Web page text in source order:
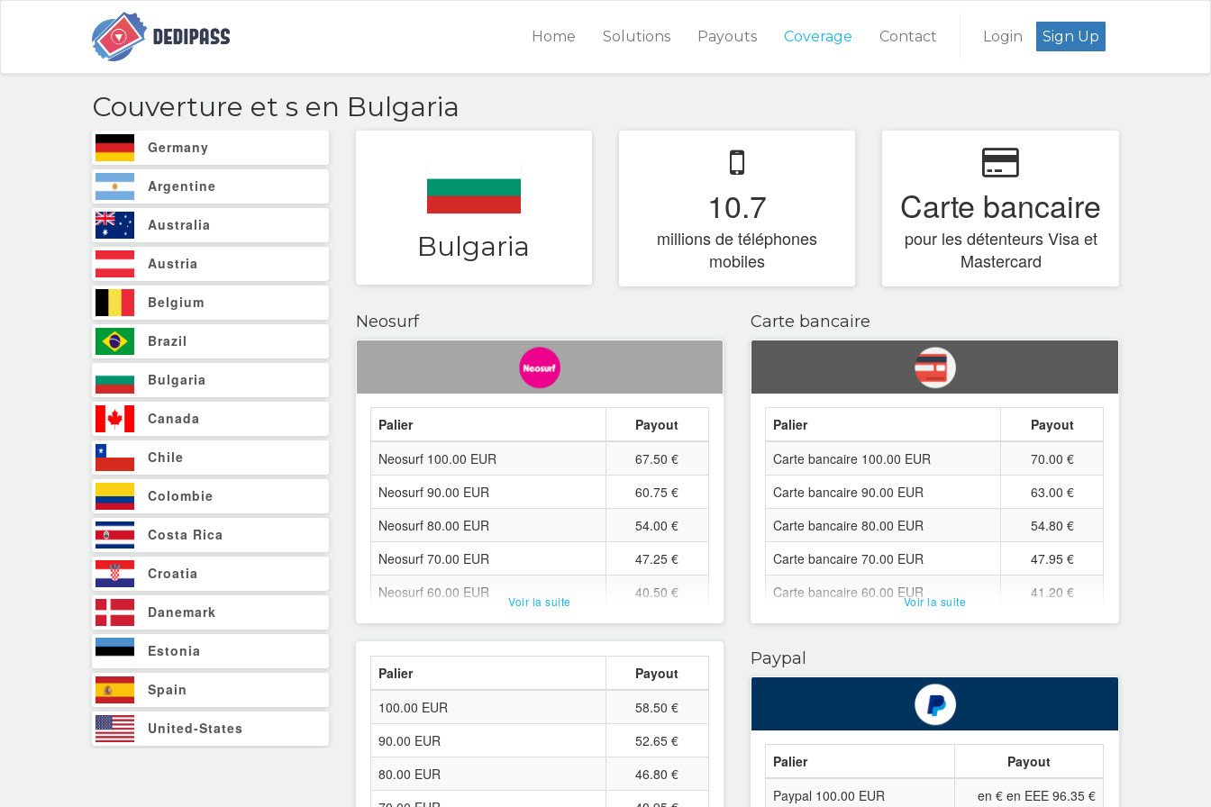
Login Sign Up
Home Solutions Payouts Coverage Contact
Couverture et s en Bulgaria
Germany
Argentine
Australia
Austria
Belgium
Brazil
Bulgaria
Canada
Chile
Colombie
Costa Rica
Croatia
Danemark
Estonia
Spain
United-States
Bulgaria
10.7
millions de téléphones
mobiles
Carte bancaire
pour les détenteurs Visa et
Mastercard
Neosurf
Voir la suite
Palier
Payout
Neosurf 100.00 EUR
67.50 €
Neosurf 90.00 EUR
60.75 €
Neosurf 80.00 EUR
54.00 €
Neosurf 70.00 EUR
47.25 €
Neosurf 60.00 EUR
40.50 €
Neosurf 50.00 EUR
33.75 €
Neosurf 45.00 EUR
30.38 €
Neosurf 40.00 EUR
27.00 €
Neosurf 35.00 EUR
23.63 €
Neosurf 30.00 EUR
20.25 €
Neosurf 25.00 EUR
16.88 €
Carte bancaire
Voir la suite
Palier
Payout
Carte bancaire 100.00 EUR
70.00 €
Carte bancaire 90.00 EUR
63.00 €
Carte bancaire 80.00 EUR
54.80 €
Carte bancaire 70.00 EUR
47.95 €
Carte bancaire 60.00 EUR
41.20 €
Carte bancaire 50.00 EUR
34.25 €
Carte bancaire 45.00 EUR
Carte bancaire 40.00 EUR
Carte bancaire 35.00 EUR
Carte bancaire 30.00 EUR
20.55 €
Carte bancaire 25.00 EUR
17.20 €
Palier
Payout
100.00 EUR
58.50 €
90.00 EUR
52.65 €
80.00 EUR
46.80 €
Paypal
Palier
Payout
Paypal 100.00 EUR
en € en EEE 96.35 €